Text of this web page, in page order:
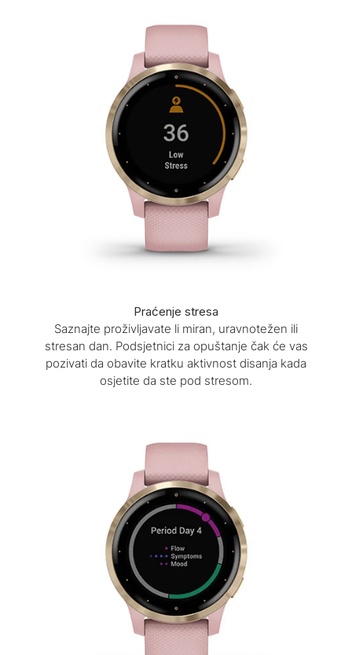
Praćenje stresa
Saznajte proživljavate li miran, uravnotežen ili
stresan dan. Podsjetnici za opuštanje čak će vas
pozivati da obavite kratku aktivnost disanja kada
osjetite da ste pod stresom.